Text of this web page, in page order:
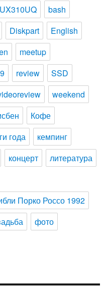
bash
Diskpart
English
meetup
review
SSD
weekend
Кофе
года
кемпинг
концерт
литература
Порко Россо 1992
фото